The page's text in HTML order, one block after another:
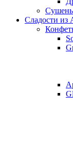
Сладости из